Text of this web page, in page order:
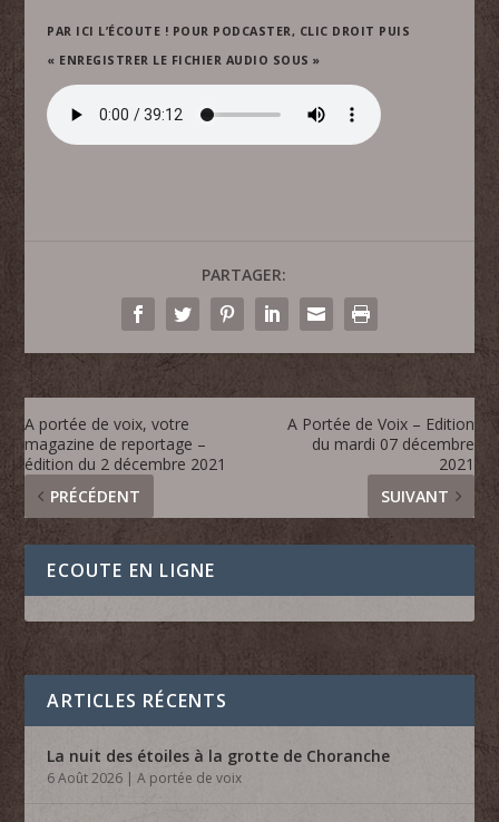
PAR ICI L’ÉCOUTE ! POUR PODCASTER, CLIC DROIT PUIS
« ENREGISTRER LE FICHIER AUDIO SOUS »
PARTAGER:
A portée de voix, votre
magazine de reportage –
édition du 2 décembre 2021
PRÉCÉDENT
A Portée de Voix – Edition
du mardi 07 décembre
2021
SUIVANT
ECOUTE EN LIGNE
ARTICLES RÉCENTS
La nuit des étoiles à la grotte de Choranche
6 Août 2026 |A portée de voix